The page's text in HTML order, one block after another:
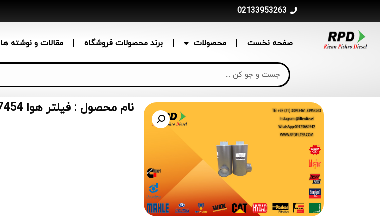
02133953263
صفحه نخست محصولات برند محصولات فروشگاه مقالات و نوشته ها
نام محصول : فیلتر هوا AH1197 LAF1934 PA3493 P537454 جایگزینی